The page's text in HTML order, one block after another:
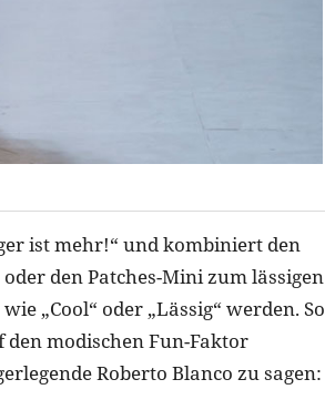
ist mehr!“ und kombiniert den
den Patches-Mini zum lässigen
„Cool“ oder „Lässig“ werden. So
modischen Fun-Faktor
Roberto Blanco zu sagen: